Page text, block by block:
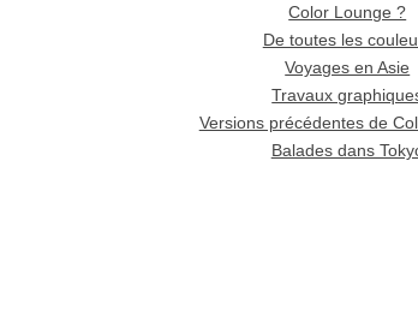
Color Lounge ?
De toutes les
Voyages en Asie
Travaux
Versions précédentes de
Balades dans